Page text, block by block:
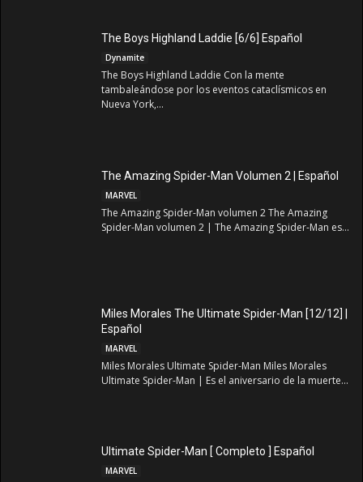
The Boys Highland Laddie [6/6] Español
Dynamite
The Boys Highland Laddie Con la mente
tambaleándose por los eventos cataclísmicos en
Nueva York,...
The Amazing Spider-Man Volumen 2 | Español
MARVEL
The Amazing Spider-Man volumen 2 The Amazing
Spider-Man volumen 2 | The Amazing Spider-Man es...
Miles Morales The Ultimate Spider-Man [12/12] |
Español
MARVEL
Miles Morales Ultimate Spider-Man Miles Morales
Ultimate Spider-Man | Es el aniversario de la muerte...
Ultimate Spider-Man [ Completo ] Español
MARVEL